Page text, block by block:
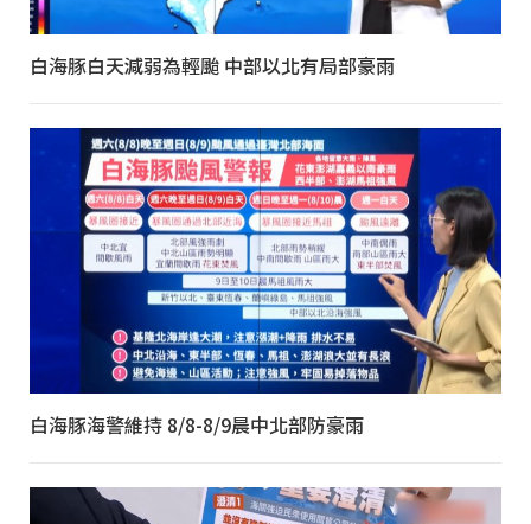
白海豚白天減弱為輕颱 中部以北有局部豪雨
白海豚海警維持 8/8-8/9晨中北部防豪雨